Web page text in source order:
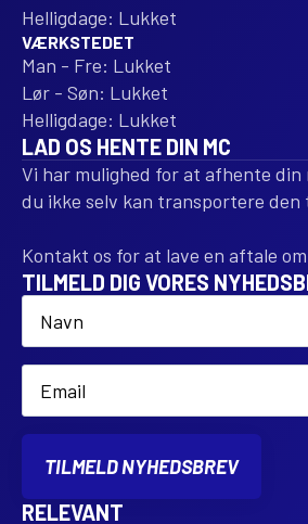
Helligdage: Lukket
VÆRKSTEDET
Man - Fre: Lukket
Lør - Søn: Lukket
Helligdage: Lukket
LAD OS HENTE DIN MC
Vi har mulighed for at afhente din
du ikke selv kan transportere
Kontakt os for at lave en aftale
TILMELD DIG VORES
Name
Email
TILMELD NYHEDSBREV
RELEVANT